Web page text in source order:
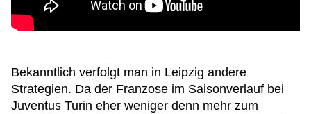
Bekanntlich verfolgt man in Leipzig andere
Strategien. Da der Franzose im Saisonverlauf bei
Juventus Turin eher weniger denn mehr zum